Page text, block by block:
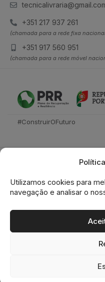
Utilizamos cookies para
navegação e analisar o
+351 217 937 261
(chamada para a rede fixa
+351 917 560 951
(chamada para a rede móvel
#ConstruirOFuturo